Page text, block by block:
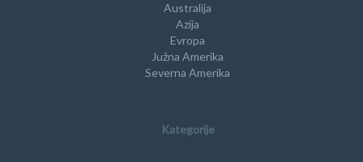
Australija
Azija
Evropa
Južna Amerika
Severna Amerika
Kategorije